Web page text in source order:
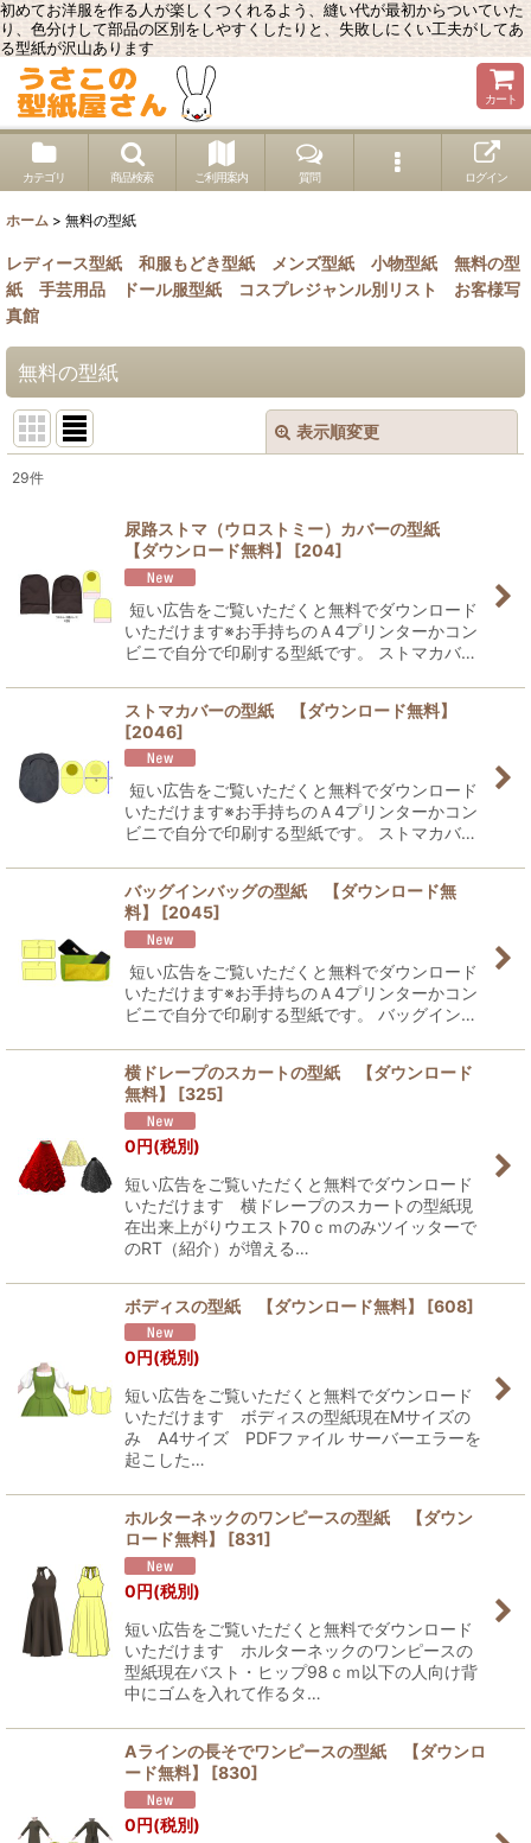
初めてお洋服を作る人が楽しくつくれるよう、縫い代が最初からついていた
り、色分けして部品の区別をしやすくしたりと、失敗しにくい工夫がしてあ
る型紙が沢山あります
カート
カテゴリ 商品検索 ご利用案内 質問 ログイン
ホーム > 無料の型紙
レディース型紙 和服もどき型紙 メンズ型紙 小物型紙
無料の型
紙
手芸用品 ドール服型紙 コスプレジャンル別リスト
お客様写
真館
無料の型紙
表示順変更
絞り込む
29件
尿路ストマ（ウロストミー）カバーの型紙
【ダウンロード無料】
[204]
短い広告をご覧いただくと無料でダウンロード
いただけます※お手持ちのＡ4プリンターかコン
ビニで自分で印刷する型紙です。 ストマカバ…
ストマカバーの型紙 【ダウンロード無料】
[2046]
短い広告をご覧いただくと無料でダウンロード
いただけます※お手持ちのＡ4プリンターかコン
ビニで自分で印刷する型紙です。 ストマカバ…
バッグインバッグの型紙 【ダウンロード無
料】
[2045]
短い広告をご覧いただくと無料でダウンロード
いただけます※お手持ちのＡ4プリンターかコン
ビニで自分で印刷する型紙です。 バッグイン…
横ドレープのスカートの型紙 【ダウンロード
無料】
[325]
0円(税別)
短い広告をご覧いただくと無料でダウンロード
いただけます 横ドレープのスカートの型紙現
在出来上がりウエスト70ｃｍのみツイッターで
のRT（紹介）が増える…
ボディスの型紙 【ダウンロード無料】 [608]
0円(税別)
短い広告をご覧いただくと無料でダウンロード
いただけます ボディスの型紙現在Mサイズの
み A4サイズ PDFファイル サーバーエラーを
起こした…
ホルターネックのワンピースの型紙 【ダウン
ロード無料】
[831]
0円(税別)
短い広告をご覧いただくと無料でダウンロード
いただけます ホルターネックのワンピースの
型紙現在バスト・ヒップ98ｃｍ以下の人向け背
中にゴムを入れて作るタ…
Aラインの長そでワンピースの型紙 【ダウンロ
ード無料】
[830]
0円(税別)